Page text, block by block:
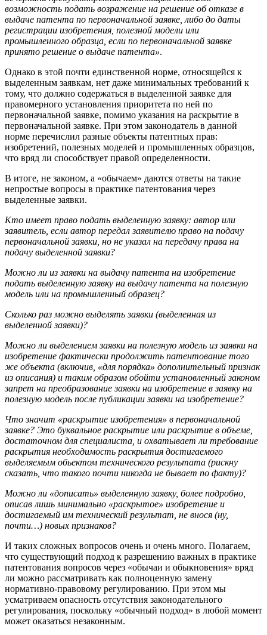
возможность подать возражение на решение об отказе в
выдаче патента по первоначальной заявке, либо до даты
регистрации изобретения, полезной модели или
промышленного образца, если по первоначальной заявке
принято решение о выдаче патента».
Однако в этой почти единственной норме, относящейся к
выделенным заявкам, нет даже минимальных требований к
тому, что должно содержаться в выделенной заявке для
правомерного установления приоритета по ней по
первоначальной заявке, помимо указания на раскрытие в
первоначальной заявке. При этом законодатель в данной
норме перечислил разные объекты патентных прав:
изобретений, полезных моделей и промышленных образцов,
что вряд ли способствует правой определенности.
В итоге, не законом, а «обычаем» даются ответы на такие
непростые вопросы в практике патентования через
выделенные заявки.
Кто имеет право подать выделенную заявку: автор или
заявитель, если автор передал заявителю право на подачу
первоначальной заявки, но не указал на передачу права на
подачу выделенной заявки?
Можно ли из заявки на выдачу патента на изобретение
подать выделенную заявку на выдачу патента на полезную
модель или на промышленный образец?
Сколько раз можно выделять заявки (выделенная из
выделенной заявки)?
Можно ли выделением заявки на полезную модель из заявки на
изобретение фактически продолжить патентование того
же объекта (включив, «для порядка» дополнительный признак
из описания) и таким образом обойти установленный законом
запрет на преобразование заявки на изобретение в заявку на
полезную модель после публикации заявки на изобретение?
Что значит «раскрытие изобретения» в первоначальной
заявке? Это буквальное раскрытие или раскрытие в объеме,
достаточном для специалиста, и охватывает ли требование
раскрытия необходимость раскрытия достигаемого
выделяемым обьектом технического результата (рискну
сказать, что такого почти никогда не бывает по факту)?
Можно ли «дописать» выделенную заявку, более подробно,
описав лишь минимально «раскрытое» изобретение и
достигаемый им технический результат, не внося (ну,
почти…) новых признаков?
И таких сложных вопросов очень и очень много. Полагаем,
что существующий подход к разрешению важных в практике
патентования вопросов через «обычаи и обыкновения» вряд
ли можно рассматривать как полноценную замену
нормативно-правовому регулированию. При этом мы
усматриваем опасность отсутствия законодательного
регулирования, поскольку «обычный подход» в любой момент
может оказаться незаконным.